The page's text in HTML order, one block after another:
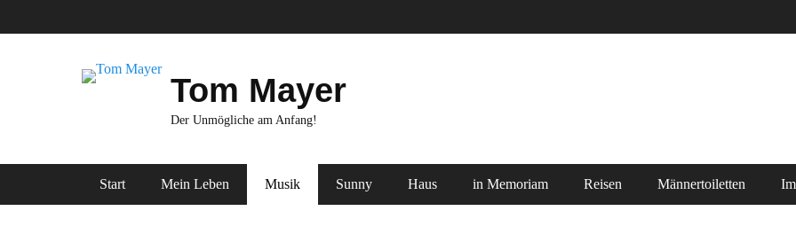
Inhalt
Tom Mayer
Der Unmögliche am Anfang!
Primäres Menü
Start Mein Leben Musik Sunny Haus in Memoriam Reisen Männertoiletten